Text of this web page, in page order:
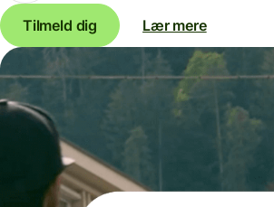
Tilmeld dig Lær mere